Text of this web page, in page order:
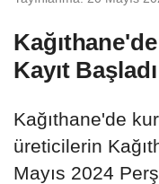
Kayıt Başladı
Kağıthane'de
üreticilerin
Mayıs 2024